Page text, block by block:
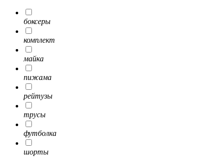
боксеры
комплект
майка
пижама
рейтузы
трусы
футболка
шорты